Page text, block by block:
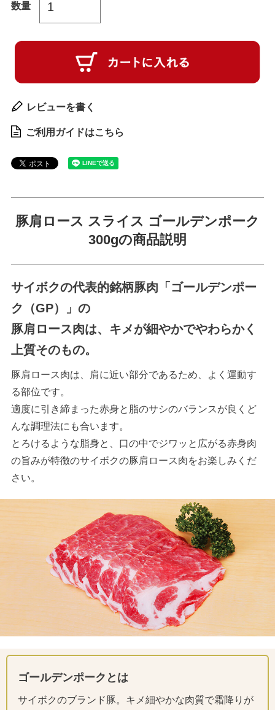
レビューを書く
ご利用ガイドはこちら
豚肩ロース スライス ゴールデンポーク
300gの商品説明
サイボクの代表的銘柄豚肉「ゴールデンポー
ク（GP）」の
豚肩ロース肉は、キメが細やかでやわらかく
上質そのもの。
豚肩ロース肉は、肩に近い部分であるため、よく運動す
る部位です。
適度に引き締まった赤身と脂のサシのバランスが良くど
んな調理法にも合います。
とろけるような脂身と、口の中でジワッと広がる赤身肉
の旨みが特徴のサイボクの豚肩ロース肉をお楽しみくだ
さい。
ゴールデンポークとは
サイボクのブランド豚。キメ細やかな肉質で霜降りが